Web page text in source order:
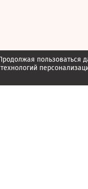
пользоваться